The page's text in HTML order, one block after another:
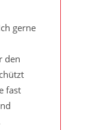
gerne
den
fast